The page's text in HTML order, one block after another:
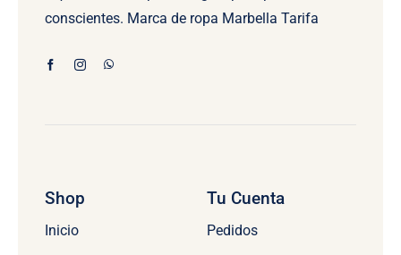
conscientes. Marca de ropa Marbella Tarifa
Shop
Inicio
Tu Cuenta
Pedidos